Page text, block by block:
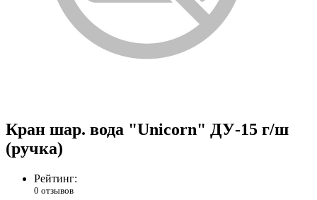
Кран шар. вода "Unicorn" ДУ-15 г/ш
(ручка)
Рейтинг:
0 отзывов